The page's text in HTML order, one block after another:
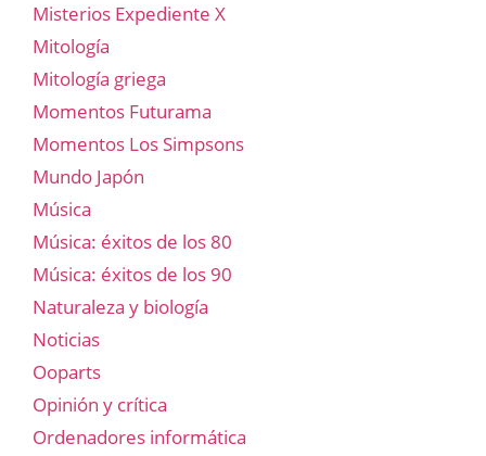
Misterios Expediente X
Mitología
Mitología griega
Momentos Futurama
Momentos Los Simpsons
Mundo Japón
Música
Música: éxitos de los 80
Música: éxitos de los 90
Naturaleza y biología
Noticias
Ooparts
Opinión y crítica
Ordenadores informática